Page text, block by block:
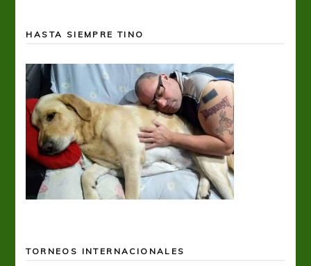
HASTA SIEMPRE TINO
TORNEOS INTERNACIONALES